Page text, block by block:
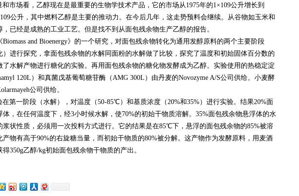
市场看，乙醇现在是最重要的生物学技术产品，它的市场从1975年的1×109公升增长到
公升，其中燃料乙醇是主要的推动力。在今后几年，这走势预料会继续。从谷物如玉米和
，已经是成熟的工业工艺。但是找不到从面包残余物生产乙醇的报告。
and Bioenergy》的一个研究，对面包残余物转化为通用发醇原料的两个主要阶段
）进行探究，拿面包残余物的水解同面粉的水解做了比较，探究了温度和初始固体百分数的
了水解产物进行糖化的实验。再用面包残余物的糖化物发酵成为乙醇。实验使用的热稳定淀
120L）和真菌戊基葡萄糖苷酶（AMG 300L）由丹麦的Novozyme A/S公司供给。小麦酵
公司供给。
第一阶段（水解），对温度（50-85℃）和基质浓度（20%和35%）进行实验。结果20%面
体，在任何温度下，经3小时候水解，使70%的初始干物质溶解。35%面包残余物悬浮体的水
浆状性质，必须用一次投料方式进行。它的结果是在85℃下，悬浮的面包残余物的85%被溶
产物有高于90%的右旋糖当量，而初始干物质的80%被分解。这产物作为发酵原料，用麦酒
350g乙醇/kg初始面包残余物干物质的产出。